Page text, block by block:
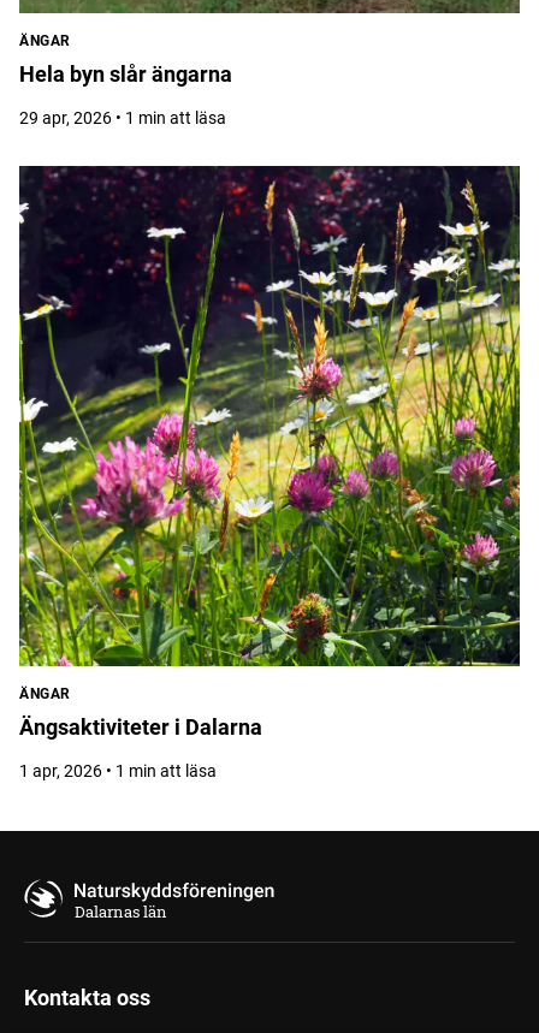
ÄNGAR
Hela byn slår ängarna
29 apr, 2026 • 1 min att läsa
ÄNGAR
Ängsaktiviteter i Dalarna
1 apr, 2026 • 1 min att läsa
Dalarnas län
Kontakta oss